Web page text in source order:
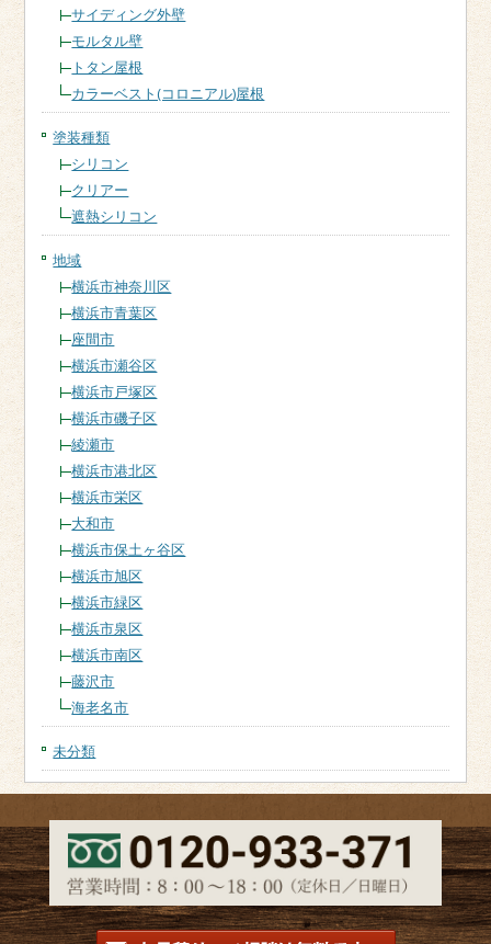
サイディング外壁
モルタル壁
トタン屋根
カラーベスト(コロニアル)屋根
塗装種類
シリコン
クリアー
遮熱シリコン
地域
横浜市神奈川区
横浜市青葉区
座間市
横浜市瀬谷区
横浜市戸塚区
横浜市磯子区
綾瀬市
横浜市港北区
横浜市栄区
大和市
横浜市保土ヶ谷区
横浜市旭区
横浜市緑区
横浜市泉区
横浜市南区
藤沢市
海老名市
未分類